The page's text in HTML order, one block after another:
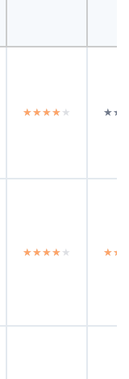
★★★★★
★★★★★
★★★★★
★★★★★